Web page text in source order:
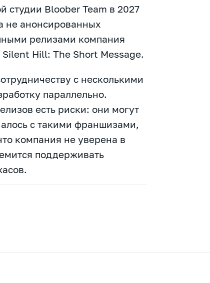
студии Bloober Team в 2027
не анонсированных
релизами компания
Hill: The Short Message.
с несколькими
параллельно.
есть риски: они могут
с такими франшизами,
компания не уверена в
поддерживать